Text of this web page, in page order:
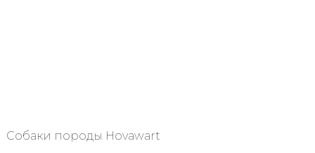
Собаки породы Hovawart